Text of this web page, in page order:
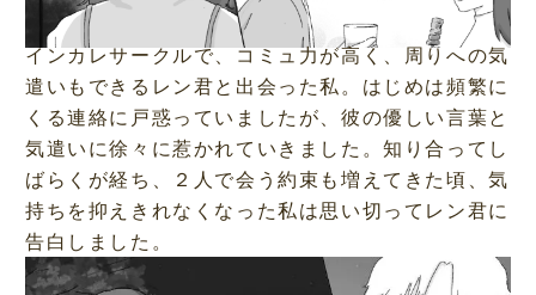
インカレサークルで、コミュ力が高く、周りへの気
遣いもできるレン君と出会った私。はじめは頻繁に
くる連絡に戸惑っていましたが、彼の優しい言葉と
気遣いに徐々に惹かれていきました。知り合ってし
ばらくが経ち、２人で会う約束も増えてきた頃、気
持ちを抑えきれなくなった私は思い切ってレン君に
告白しました。